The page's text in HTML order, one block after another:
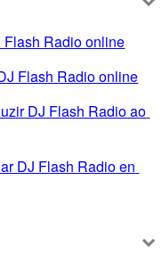
Flash Radio online
Flash Radio online
DJ Flash Radio ao
DJ Flash Radio en